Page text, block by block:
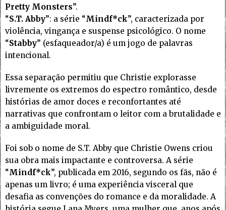
Pretty Monsters”.
“S.T. Abby”: a série “Mindf*ck”, caracterizada por
violência, vingança e suspense psicológico. O nome
“Stabby” (esfaqueador/a) é um jogo de palavras
intencional.
Essa separação permitiu que Christie explorasse
livremente os extremos do espectro romântico, desde
histórias de amor doces e reconfortantes até
narrativas que confrontam o leitor com a brutalidade e
a ambiguidade moral.
Foi sob o nome de S.T. Abby que Christie Owens criou
sua obra mais impactante e controversa. A série
“Mindf*ck”, publicada em 2016, segundo os fãs, não é
apenas um livro; é uma experiência visceral que
desafia as convenções do romance e da moralidade. A